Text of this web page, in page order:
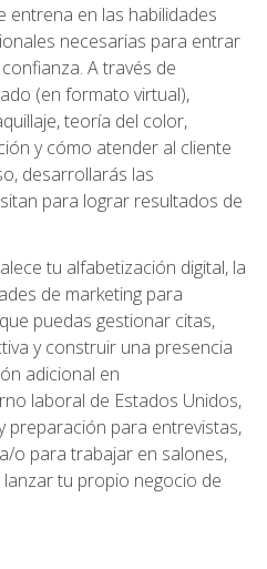
entrena en las habilidades
necesarias para entrar
A través de
(en formato virtual),
teoría del color,
y cómo atender al cliente
desarrollarás las
para lograr resultados de
tu alfabetización digital, la
de marketing para
puedas gestionar citas,
y construir una presencia
adicional en
laboral de Estados Unidos,
preparación para entrevistas,
o para trabajar en salones,
tu propio negocio de